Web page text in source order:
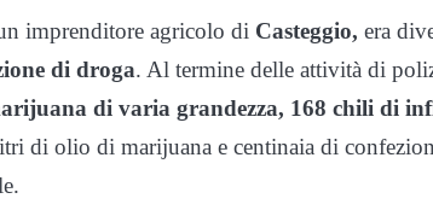
imprenditore agricolo di Casteggio, era
di droga. Al termine delle attività di
di varia grandezza, 168 chili di
di olio di marijuana e centinaia di